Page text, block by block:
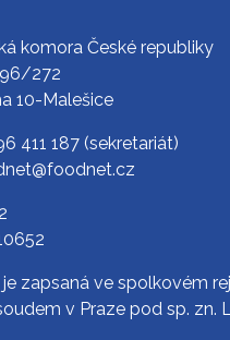
komora České republiky
272
10-Malešice
411 187 (sekretariát)
zapsaná ve spolkovém
v Praze pod sp. zn.